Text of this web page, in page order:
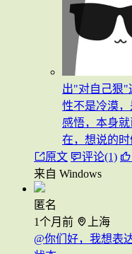
出"对自己狠"
性不是冷漠
感悟，本身
在，想说的时
原文
评论(1)
来自 Windows
匿名
1个月前
上海
@你们好，我想表